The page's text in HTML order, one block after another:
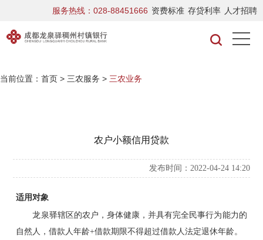
服务热线：028-88451666 资费标准 存贷利率 人才招聘
当前位置： 首页 > 三农服务 > 三农业务
农户小额信用贷款
发布时间：2022-04-24 14:20
适用对象
龙泉驿辖区的农户，身体健康，并具有完全民事行为能力的
自然人，借款人年龄+借款期限不得超过借款人法定退休年龄。